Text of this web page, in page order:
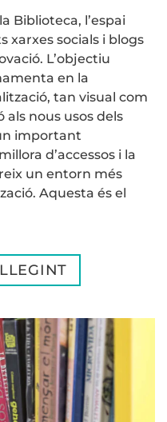
Biblioteca, l’espai
xarxes socials i blogs
L’objectiu
en la
tan visual com
als nous usos dels
important
d’accessos i la
un entorn més
Aquesta és el